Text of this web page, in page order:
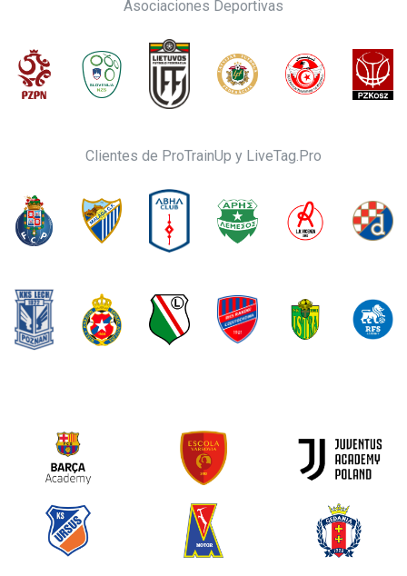
Asociaciones Deportivas
Clientes de ProTrainUp y LiveTag.Pro